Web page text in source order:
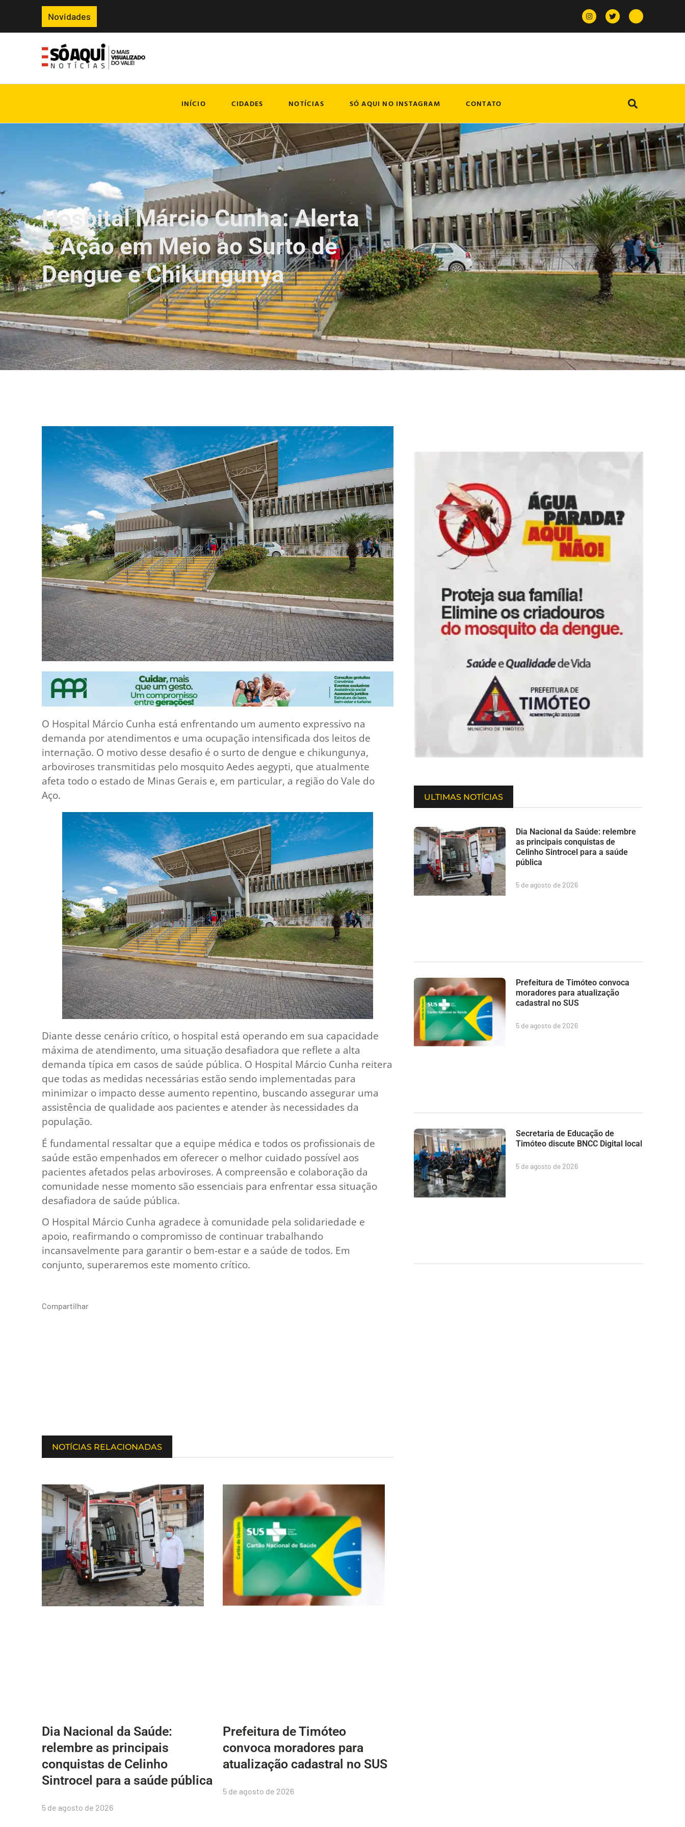
Novidades
INÍCIO CIDADES NOTÍCIAS SÓ AQUI NO INSTAGRAM CONTATO
Hospital Márcio Cunha: Alerta
e Ação em Meio ao Surto de
Dengue e Chikungunya
O Hospital Márcio Cunha está enfrentando um aumento expressivo na
demanda por atendimentos e uma ocupação intensificada dos leitos de
internação. O motivo desse desafio é o surto de dengue e chikungunya,
arboviroses transmitidas pelo mosquito Aedes aegypti, que atualmente
afeta todo o estado de Minas Gerais e, em particular, a região do Vale do
Aço.
Diante desse cenário crítico, o hospital está operando em sua capacidade
máxima de atendimento, uma situação desafiadora que reflete a alta
demanda típica em casos de saúde pública. O Hospital Márcio Cunha reitera
que todas as medidas necessárias estão sendo implementadas para
minimizar o impacto desse aumento repentino, buscando assegurar uma
assistência de qualidade aos pacientes e atender às necessidades da
população.
É fundamental ressaltar que a equipe médica e todos os profissionais de
saúde estão empenhados em oferecer o melhor cuidado possível aos
pacientes afetados pelas arboviroses. A compreensão e colaboração da
comunidade nesse momento são essenciais para enfrentar essa situação
desafiadora de saúde pública.
O Hospital Márcio Cunha agradece à comunidade pela solidariedade e
apoio, reafirmando o compromisso de continuar trabalhando
incansavelmente para garantir o bem-estar e a saúde de todos. Em
conjunto, superaremos este momento crítico.
Compartilhar
NOTÍCIAS RELACIONADAS
Dia Nacional da Saúde:
relembre as principais
conquistas de Celinho
Sintrocel para a saúde pública
5 de agosto de 2026
Prefeitura de Timóteo
convoca moradores para
atualização cadastral no SUS
5 de agosto de 2026
ULTIMAS NOTÍCIAS
Dia Nacional da Saúde: relembre
as principais conquistas de
Celinho Sintrocel para a saúde
pública
5 de agosto de 2026
Prefeitura de Timóteo convoca
moradores para atualização
cadastral no SUS
5 de agosto de 2026
Secretaria de Educação de
Timóteo discute BNCC Digital local
5 de agosto de 2026